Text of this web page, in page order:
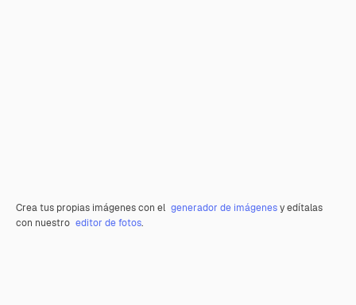
Crea tus propias imágenes con el generador de imágenesy edítalas
con nuestro editor de fotos.